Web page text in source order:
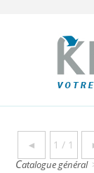
◄ 1 / 1
catalogue général